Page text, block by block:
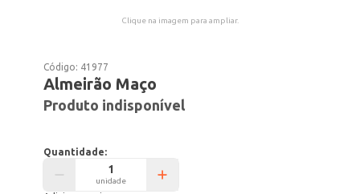
Clique na imagem para ampliar.
Código: 41977
Almeirão Maço
Produto indisponível
Quantidade:
unidade